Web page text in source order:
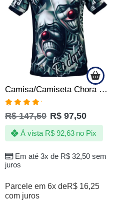
Camisa/Camiseta Chora agora Ri depois – Tony Country
Avaliação
5.00de 5
R$147,50 R$ 97,50
Em até 3x de R$32,50sem
juros
À vista R$92,63 no Pix
Parcele em 6x deR$ 16,25
com juros